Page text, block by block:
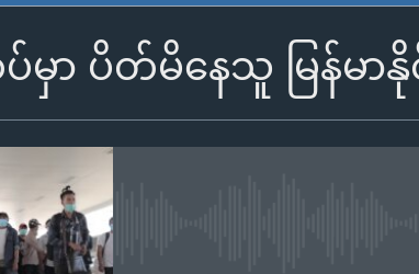
ာ ပိတ်မိနေသူ မြန်မာနို